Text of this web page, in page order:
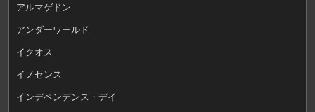
アルマゲドン
アンダーワールド
イクオス
イノセンス
インデペンデンス・デイ